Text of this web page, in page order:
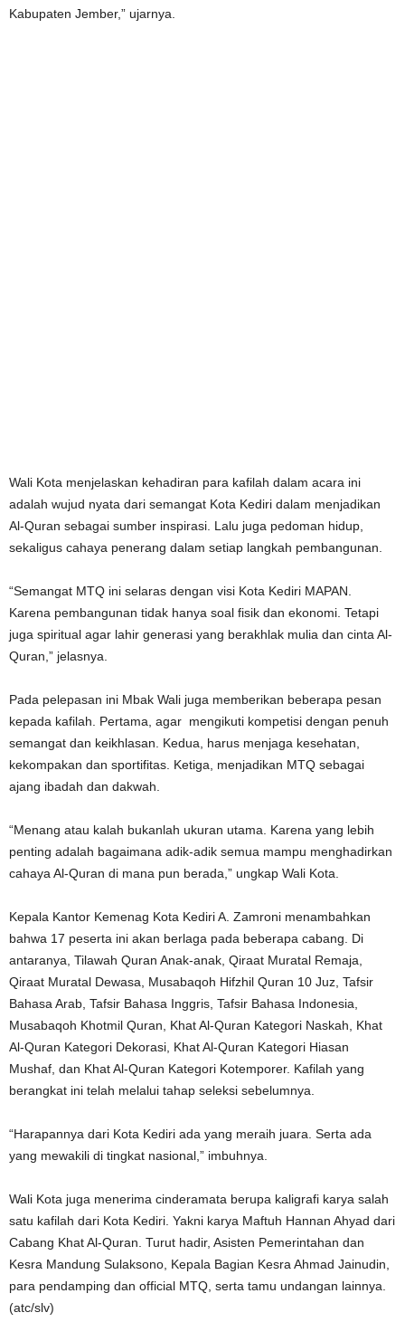
Kabupaten Jember,” ujarnya.
Wali Kota menjelaskan kehadiran para kafilah dalam acara ini
adalah wujud nyata dari semangat Kota Kediri dalam menjadikan
Al-Quran sebagai sumber inspirasi. Lalu juga pedoman hidup,
sekaligus cahaya penerang dalam setiap langkah pembangunan.
“Semangat MTQ ini selaras dengan visi Kota Kediri MAPAN.
Karena pembangunan tidak hanya soal fisik dan ekonomi. Tetapi
juga spiritual agar lahir generasi yang berakhlak mulia dan cinta Al-
Quran,” jelasnya.
Pada pelepasan ini Mbak Wali juga memberikan beberapa pesan
kepada kafilah. Pertama, agar mengikuti kompetisi dengan penuh
semangat dan keikhlasan. Kedua, harus menjaga kesehatan,
kekompakan dan sportifitas. Ketiga, menjadikan MTQ sebagai
ajang ibadah dan dakwah.
“Menang atau kalah bukanlah ukuran utama. Karena yang lebih
penting adalah bagaimana adik-adik semua mampu menghadirkan
cahaya Al-Quran di mana pun berada,” ungkap Wali Kota.
Kepala Kantor Kemenag Kota Kediri A. Zamroni menambahkan
bahwa 17 peserta ini akan berlaga pada beberapa cabang. Di
antaranya, Tilawah Quran Anak-anak, Qiraat Muratal Remaja,
Qiraat Muratal Dewasa, Musabaqoh Hifzhil Quran 10 Juz, Tafsir
Bahasa Arab, Tafsir Bahasa Inggris, Tafsir Bahasa Indonesia,
Musabaqoh Khotmil Quran, Khat Al-Quran Kategori Naskah, Khat
Al-Quran Kategori Dekorasi, Khat Al-Quran Kategori Hiasan
Mushaf, dan Khat Al-Quran Kategori Kotemporer. Kafilah yang
berangkat ini telah melalui tahap seleksi sebelumnya.
“Harapannya dari Kota Kediri ada yang meraih juara. Serta ada
yang mewakili di tingkat nasional,” imbuhnya.
Wali Kota juga menerima cinderamata berupa kaligrafi karya salah
satu kafilah dari Kota Kediri. Yakni karya Maftuh Hannan Ahyad dari
Cabang Khat Al-Quran. Turut hadir, Asisten Pemerintahan dan
Kesra Mandung Sulaksono, Kepala Bagian Kesra Ahmad Jainudin,
para pendamping dan official MTQ, serta tamu undangan lainnya.
(atc/slv)